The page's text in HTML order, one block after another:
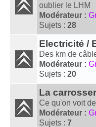
oublier le LHM
Modérateur :
Sujets : 28
Electricité /
Des km de
Modérateur :
Sujets : 20
La
Ce qu'on voit
Modérateur :
Sujets : 7